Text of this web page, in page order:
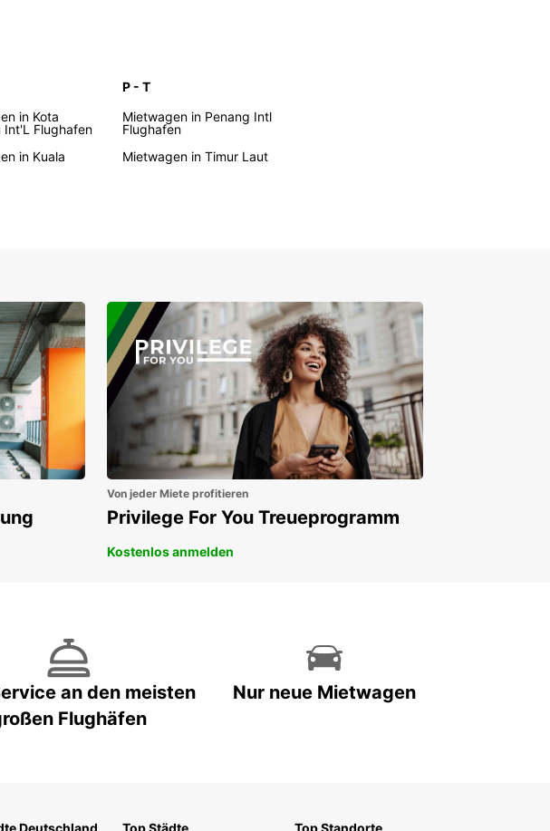
von unseren Sonderangeboten und Rabatten für Ihre
Autovermietung in Malaysia. Europcar - Ihre erste Wahl
für qualitativ hochwertige und zuverlässige
in Kota
Int'L Flughafen
in Kuala
P - T
Mietwagen in Penang Intl
Flughafen
Mietwagen in Timur Laut
Von jeder Miete profitieren
Privilege For You Treueprogramm
Kostenlos anmelden
an den meisten
Flughäfen
Nur neue Mietwagen